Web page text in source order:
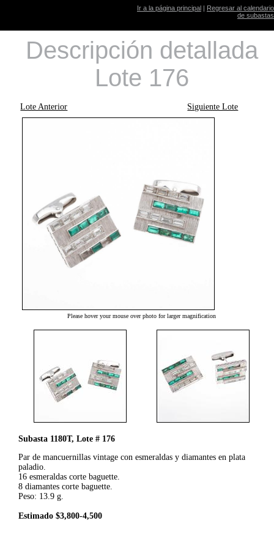
Ir a la página principal | Regresar al calendario
de subastas
Descripción detallada
Lote 176
Lote Anterior Siguiente Lote
Please hover your mouse over photo for larger magnification
Subasta 1180T, Lote # 176
Par de mancuernillas vintage con esmeraldas y diamantes en plata
paladio.
16 esmeraldas corte baguette.
8 diamantes corte baguette.
Peso: 13.9 g.
Estimado $3,800-4,500